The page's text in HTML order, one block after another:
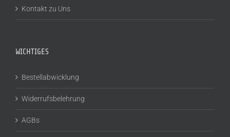
Kontakt zu Uns
WICHTIGES
Bestellabwicklung
Widerrufsbelehrung
AGBs